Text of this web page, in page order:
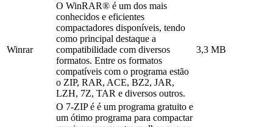
Winrar
O WinRAR® é um dos mais
conhecidos e eficientes
compactadores disponíveis, tendo
como principal destaque a
compatibilidade com diversos
formatos. Entre os formatos
compatíveis com o programa estão
o ZIP, RAR, ACE, BZ2, JAR,
LZH, 7Z, TAR e diversos outros.
3,3 MB
O 7-ZIP é é um programa gratuito e
um ótimo programa para compactar